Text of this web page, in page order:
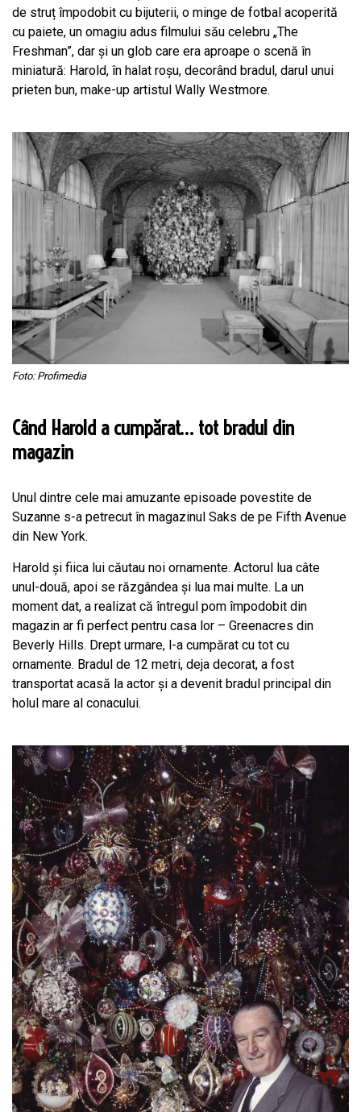
de struț împodobit cu bijuterii, o minge de fotbal acoperită
cu paiete, un omagiu adus filmului său celebru „The
Freshman”, dar și un glob care era aproape o scenă în
miniatură: Harold, în halat roșu, decorând bradul, darul unui
prieten bun, make-up artistul Wally Westmore.
Foto: Profimedia
Când Harold a cumpărat… tot bradul din
magazin
Unul dintre cele mai amuzante episoade povestite de
Suzanne s-a petrecut în magazinul Saks de pe Fifth Avenue
din New York.
Harold și fiica lui căutau noi ornamente. Actorul lua câte
unul-două, apoi se răzgândea și lua mai multe. La un
moment dat, a realizat că întregul pom împodobit din
magazin ar fi perfect pentru casa lor – Greenacres din
Beverly Hills. Drept urmare, l-a cumpărat cu tot cu
ornamente. Bradul de 12 metri, deja decorat, a fost
transportat acasă la actor și a devenit bradul principal din
holul mare al conacului.